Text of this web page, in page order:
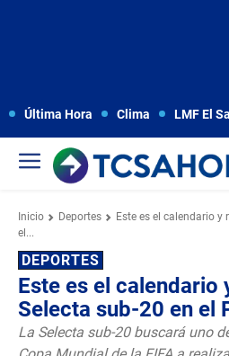
Última Hora Clima LMF El
Inicio Deportes
Este es el calendario y
el...
DEPORTES
Este es el calendario
Selecta sub-20 en el
La Selecta sub-20 buscará uno